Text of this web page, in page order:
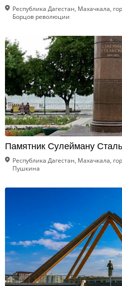
Республика Дагестан, Махачкала,
Борцов революции
Памятник Сулейману
Республика Дагестан, Махачкала,
Пушкина